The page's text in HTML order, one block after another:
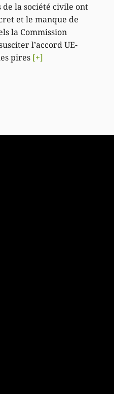
de la société civile ont
et le manque de
la Commission
l’accord UE-
pires [+]